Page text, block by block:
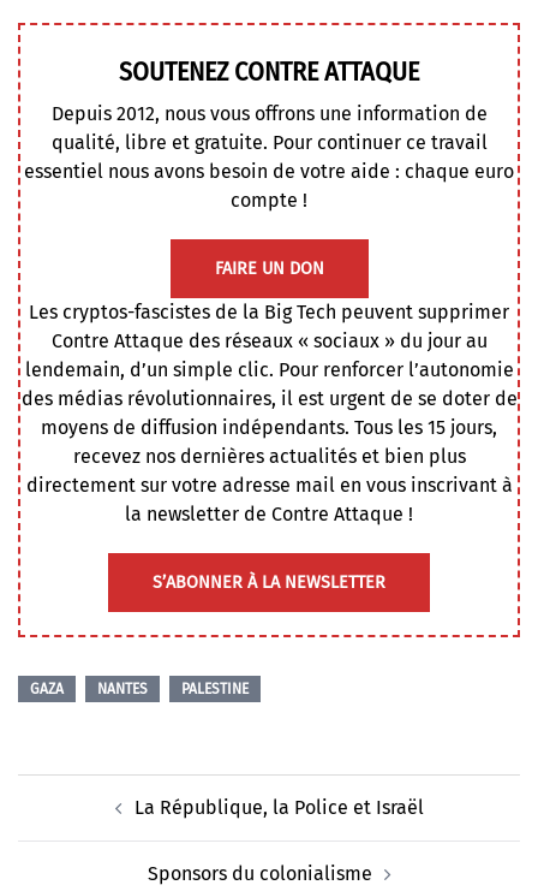
SOUTENEZ CONTRE ATTAQUE
Depuis 2012, nous vous offrons une information de
qualité, libre et gratuite. Pour continuer ce travail
essentiel nous avons besoin de votre aide : chaque euro
compte !
FAIRE UN DON
Les cryptos-fascistes de la Big Tech peuvent supprimer
Contre Attaque des réseaux « sociaux » du jour au
lendemain, d’un simple clic. Pour renforcer l’autonomie
des médias révolutionnaires, il est urgent de se doter de
moyens de diffusion indépendants. Tous les 15 jours,
recevez nos dernières actualités et bien plus
directement sur votre adresse mail en vous inscrivant à
la newsletter de Contre Attaque !
S’ABONNER À LA NEWSLETTER
GAZA NANTES PALESTINE
La République, la Police et Israël
Sponsors du colonialisme